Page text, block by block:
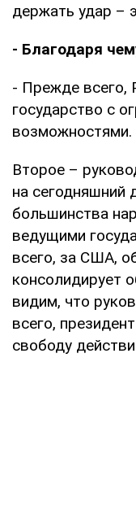
держать удар –
- Благодаря
- Прежде всего,
государство с
возможностями.
Второе –
на сегодняшний
большинства
ведущими
всего, за США,
консолидирует
видим, что
всего,
свободу